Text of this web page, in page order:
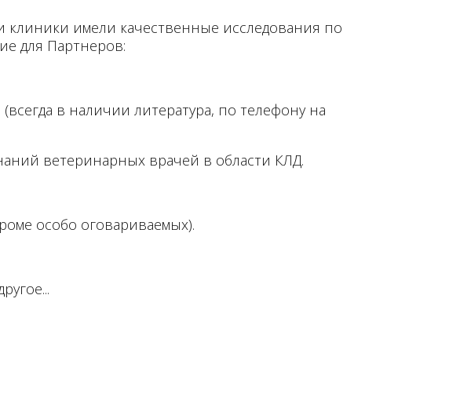
имели качественные исследования по
для Партнеров:
в наличии литература, по телефону на
ветеринарных врачей в области КЛД.
особо оговариваемых).